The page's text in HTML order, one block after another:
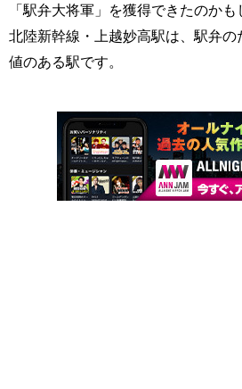
「駅弁大将軍」を獲得できたのかも
北陸新幹線・上越妙高駅は、駅弁の
値のある駅です。